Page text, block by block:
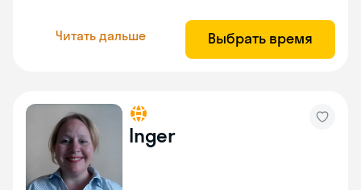
Читать дальше Выбрать время
Inger